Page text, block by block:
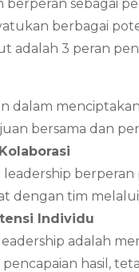
sebagai
berbagai
adalah 3 peran
dalam
bersama dan
tim
Individu
adalah
hasil,